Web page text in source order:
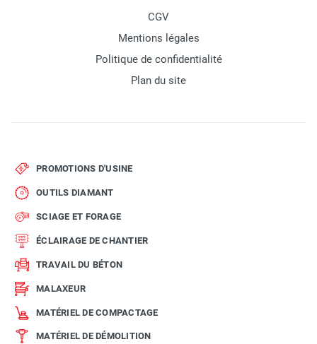
CGV
Mentions légales
Politique de confidentialité
Plan du site
PROMOTIONS D'USINE
OUTILS DIAMANT
SCIAGE ET FORAGE
ÉCLAIRAGE DE CHANTIER
TRAVAIL DU BÉTON
MALAXEUR
MATÉRIEL DE COMPACTAGE
MATÉRIEL DE DÉMOLITION